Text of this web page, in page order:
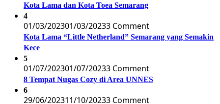
Kota Lama dan Kota Toea Semarang
4
01/03/202301/03/20233 Comment
Kota Lama “Little Netherland” Semarang yang Semakin
Kece
5
01/07/202301/07/20233 Comment
8 Tempat Nugas Cozy di Area UNNES
6
29/06/202311/10/20233 Comment